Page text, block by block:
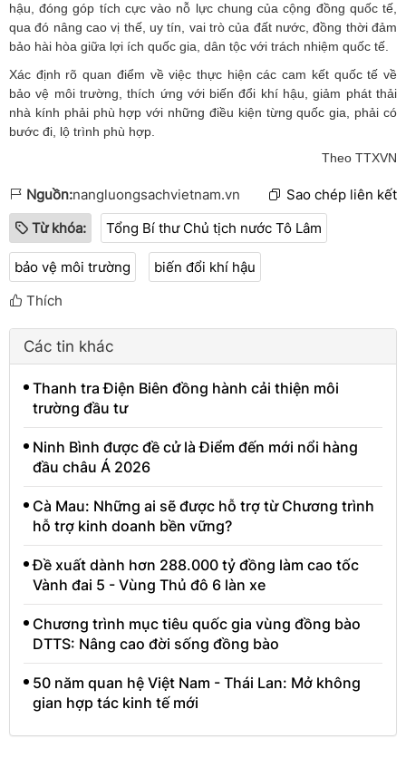
hậu, đóng góp tích cực vào nỗ lực chung của cộng đồng quốc tế,
qua đó nâng cao vị thế, uy tín, vai trò của đất nước, đồng thời đảm
bảo hài hòa giữa lợi ích quốc gia, dân tộc với trách nhiệm quốc tế.
Xác định rõ quan điểm về việc thực hiện các cam kết quốc tế về
bảo vệ môi trường, thích ứng với biến đổi khí hậu, giảm phát thải
nhà kính phải phù hợp với những điều kiện từng quốc gia, phải có
bước đi, lộ trình phù hợp.
Theo TTXVN
Nguồn:nangluongsachvietnam.vn
Sao chép liên kết
Từ khóa:
Tổng Bí thư Chủ tịch nước Tô Lâm
bảo vệ môi trường
biến đổi khí hậu
Thích
Các tin khác
Thanh tra Điện Biên đồng hành cải thiện môi
trường đầu tư
Ninh Bình được đề cử là Điểm đến mới nổi hàng
đầu châu Á 2026
Cà Mau: Những ai sẽ được hỗ trợ từ Chương trình
hỗ trợ kinh doanh bền vững?
Đề xuất dành hơn 288.000 tỷ đồng làm cao tốc
Vành đai 5 - Vùng Thủ đô 6 làn xe
Chương trình mục tiêu quốc gia vùng đồng bào
DTTS: Nâng cao đời sống đồng bào
50 năm quan hệ Việt Nam - Thái Lan: Mở không
gian hợp tác kinh tế mới